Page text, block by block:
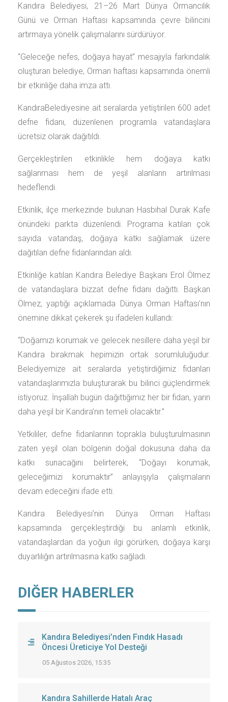
Kandıra Belediyesi, 21–26 Mart Dünya Ormancılık
Günü ve Orman Haftası kapsamında çevre bilincini
artırmaya yönelik çalışmalarını sürdürüyor.
“Geleceğe nefes, doğaya hayat” mesajıyla farkındalık
oluşturan belediye, Orman haftası kapsamında önemli
bir etkinliğe daha imza attı.
KandıraBelediyesine ait seralarda yetiştirilen 600 adet
defne fidanı, düzenlenen programla vatandaşlara
ücretsiz olarak dağıtıldı.
Gerçekleştirilen etkinlikle hem doğaya katkı
sağlanması hem de yeşil alanların artırılması
hedeflendi.
Etkinlik, ilçe merkezinde bulunan Hasbihal Durak Kafe
önündeki parkta düzenlendi. Programa katılan çok
sayıda vatandaş, doğaya katkı sağlamak üzere
dağıtılan defne fidanlarından aldı.
Etkinliğe katılan Kandıra Belediye Başkanı Erol Ölmez
de vatandaşlara bizzat defne fidanı dağıttı. Başkan
Ölmez, yaptığı açıklamada Dünya Orman Haftası’nın
önemine dikkat çekerek şu ifadeleri kullandı:
“Doğamızı korumak ve gelecek nesillere daha yeşil bir
Kandıra bırakmak hepimizin ortak sorumluluğudur.
Belediyemize ait seralarda yetiştirdiğimiz fidanları
vatandaşlarımızla buluşturarak bu bilinci güçlendirmek
istiyoruz. İnşallah bugün dağıttığımız her bir fidan, yarın
daha yeşil bir Kandıra’nın temeli olacaktır.”
Yetkililer, defne fidanlarının toprakla buluşturulmasının
zaten yeşil olan bölgenin doğal dokusuna daha da
katkı sunacağını belirterek, “Doğayı korumak,
geleceğimizi korumaktır” anlayışıyla çalışmaların
devam edeceğini ifade etti.
Kandıra Belediyesi’nin Dünya Orman Haftası
kapsamında gerçekleştirdiği bu anlamlı etkinlik,
vatandaşlardan da yoğun ilgi görürken, doğaya karşı
duyarlılığın artırılmasına katkı sağladı.
DIĞER HABERLER
Kandıra Belediyesi’nden Fındık Hasadı
Öncesi Üreticiye Yol Desteği
05 Ağustos 2026, 15:35
Kandıra Sahillerde Hatalı Araç